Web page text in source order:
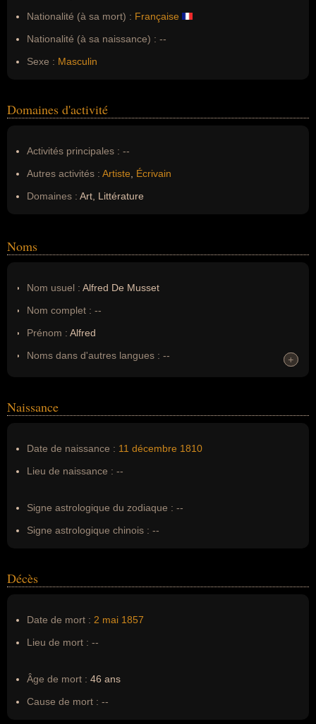
Nationalité (à sa mort) : Française
Nationalité (à sa naissance) : --
Sexe : Masculin
Domaines d'activité
Activités principales : --
Autres activités : Artiste
Écrivain
Domaines : Art, Littérature
Noms
Nom usuel : Alfred De Musset
Nom complet : --
Prénom : Alfred
Noms dans d'autres langues : --
Nom de famille :De Musset
+
+
Naissance
Date de naissance : 11 décembre 1810
Lieu de naissance : --
Signe astrologique du zodiaque : --
Signe astrologique chinois : --
Décès
Date de mort : 2 mai 1857
Lieu de mort : --
Âge de mort : 46 ans
Cause de mort : --